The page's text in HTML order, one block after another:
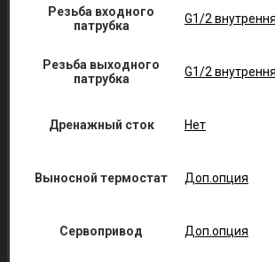
Резьба входного
патрубка
G1/2
Резьба выходного
патрубка
G1/2
Дренажный сток Нет
Выносной термостат Доп.опция
Сервопривод Доп.опция